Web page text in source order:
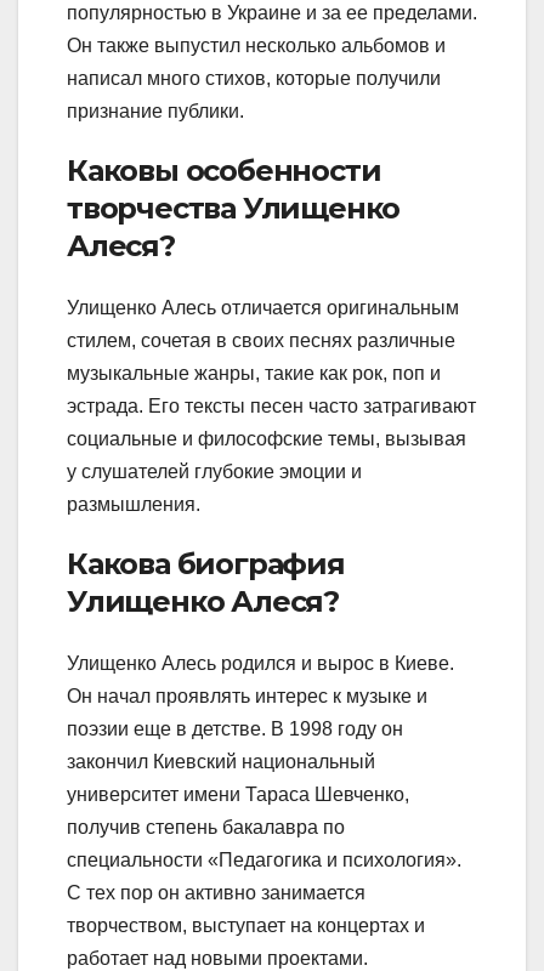
популярностью в Украине и за ее пределами.
Он также выпустил несколько альбомов и
написал много стихов, которые получили
признание публики.
Каковы особенности
творчества Улищенко
Алеся?
Улищенко Алесь отличается оригинальным
стилем, сочетая в своих песнях различные
музыкальные жанры, такие как рок, поп и
эстрада. Его тексты песен часто затрагивают
социальные и философские темы, вызывая
у слушателей глубокие эмоции и
размышления.
Какова биография
Улищенко Алеся?
Улищенко Алесь родился и вырос в Киеве.
Он начал проявлять интерес к музыке и
поэзии еще в детстве. В 1998 году он
закончил Киевский национальный
университет имени Тараса Шевченко,
получив степень бакалавра по
специальности «Педагогика и психология».
С тех пор он активно занимается
творчеством, выступает на концертах и
работает над новыми проектами.